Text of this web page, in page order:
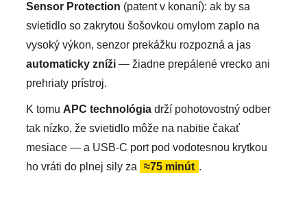
Sensor Protection (patent v konaní): ak by sa
svietidlo so zakrytou šošovkou omylom zaplo na
vysoký výkon, senzor prekážku rozpozná a jas
automaticky zníži — žiadne prepálené vrecko ani
prehriaty prístroj.
K tomu APC technológia drží pohotovostný odber
tak nízko, že svietidlo môže na nabitie čakať
mesiace — a USB-C port pod vodotesnou krytkou
ho vráti do plnej sily za
≈75 minút .